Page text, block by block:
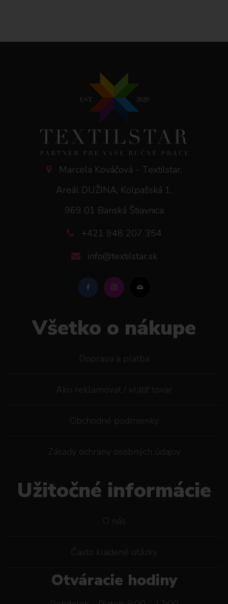
Marcela Kováčová - Textilstar,
Areál DUŽINA, Kolpašská 1,
969 01 Banská Štiavnica
+421 948 207 354
info@textilstar.sk
Všetko o nákupe
Doprava a platba
Ako reklamovat / vrátiť tovar
Obchodné podmienky
Zásady ochrany osobných údajov
Užitočné informácie
O nás
Často kladené otázky
Otváracie hodiny